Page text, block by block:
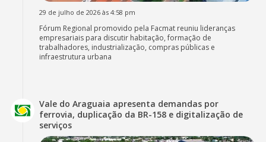
29 de julho de 2026 às 4:58 pm
Fórum Regional promovido pela Facmat reuniu lideranças
empresariais para discutir habitação, formação de
trabalhadores, industrialização, compras públicas e
infraestrutura urbana
Vale do Araguaia apresenta demandas por
ferrovia, duplicação da BR-158 e digitalização de
serviços